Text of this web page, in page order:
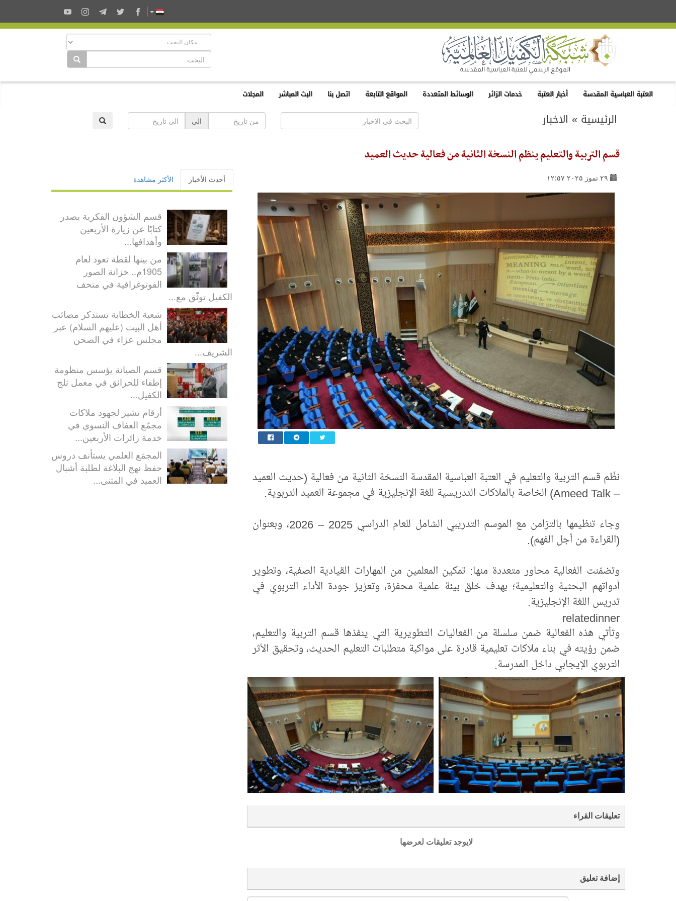
العتبة العباسية المقدسة أخبار العتبة خدمات الزائر الوسائط المتعددة المواقع التابعة اتصل بنا البث المباشر المجلات
الرئيسية » الاخبار الى
قسم التربية والتعليم ينظم النسخة الثانية من فعالية حديث العميد
٢٩ تموز ٢٠٢٥ ١٢:٥٧
نظّم قسم التربية والتعليم في العتبة العباسية المقدسة النسخة الثانية من فعالية (حديث العميد
– Ameed Talk) الخاصة بالملاكات التدريسية للغة الإنجليزية في مجموعة العميد التربوية.
وجاء تنظيمها بالتزامن مع الموسم التدريبي الشامل للعام الدراسي 2025 – 2026، وبعنوان
(القراءة من أجل الفهم).
وتضمّنت الفعالية محاور متعددة منها: تمكين المعلمين من المهارات القيادية الصفية، وتطوير
أدواتهم البحثية والتعليمية؛ بهدف خلق بيئة علمية محفزة، وتعزيز جودة الأداء التربوي في
تدريس اللغة الإنجليزية.
relatedinner
وتأتي هذه الفعالية ضمن سلسلة من الفعاليات التطويرية التي ينفذها قسم التربية والتعليم،
ضمن رؤيته في بناء ملاكات تعليمية قادرة على مواكبة متطلبات التعليم الحديث، وتحقيق الأثر
التربوي الإيجابي داخل المدرسة.
تعليقات القراء
لايوجد تعليقات لعرضها
إضافة تعليق
أحدث الأخبار الأكثر مشاهدة
قسم الشؤون الفكرية يصدر
كتابًا عن زيارة الأربعين
وأهدافها...
من بينها لقطة تعود لعام
1905م.. خزانة الصور
الفوتوغرافية في متحف
الكفيل توثّق مع...
شعبة الخطابة تستذكر مصائب
أهل البيت (عليهم السلام) عبر
مجلس عزاء في الصحن
الشريف...
قسم الصيانة يؤسس منظومة
إطفاء للحرائق في معمل ثلج
الكفيل...
أرقام تشير لجهود ملاكات
مجمّع العفاف النسوي في
خدمة زائرات الأربعين...
المجمَع العلمي يستأنف دروس
حفظ نهج البلاغة لطلبة أشبال
العميد في المثنى...